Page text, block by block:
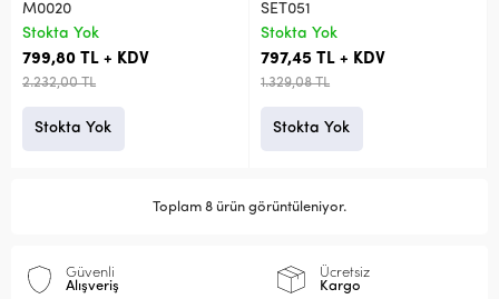
M0020
Stokta Yok
799,80 TL + KDV
2.232,00 TL
Stokta Yok
SET051
Stokta Yok
797,45 TL + KDV
1.329,08 TL
Stokta Yok
Toplam 8 ürün görüntüleniyor.
Güvenli
Alışveriş
Ücretsiz
Kargo